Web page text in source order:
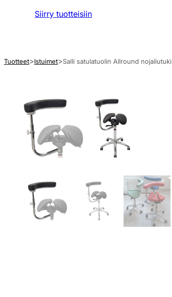
Siirry tuotteisiin
Tuotteet Istuimet Salli satulatuolin Allround nojailutuki